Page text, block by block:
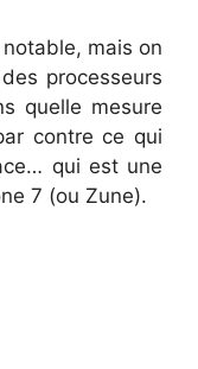
mais on
processeurs
quelle mesure
contre ce qui
qui est une
7 (ou Zune).